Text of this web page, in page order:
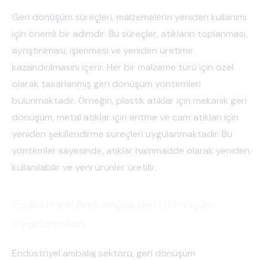
Geri dönüşüm süreçleri, malzemelerin yeniden kullanımı
için önemli bir adımdır. Bu süreçler, atıkların toplanması,
ayrıştırılması, işlenmesi ve yeniden üretime
kazandırılmasını içerir. Her bir malzeme türü için özel
olarak tasarlanmış geri dönüşüm yöntemleri
bulunmaktadır. Örneğin, plastik atıklar için mekanik geri
dönüşüm, metal atıklar için eritme ve cam atıkları için
yeniden şekillendirme süreçleri uygulanmaktadır. Bu
yöntemler sayesinde, atıklar hammadde olarak yeniden
kullanılabilir ve yeni ürünler üretilir.
Endüstriyel ambalaj sektörü, geri dönüşüm